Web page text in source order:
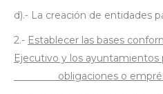
d).- La creación de entidades
2.- Establecer las bases
Ejecutivo y los ayuntamientos
obligaciones o